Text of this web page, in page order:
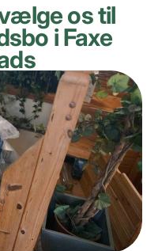
os til
i Faxe